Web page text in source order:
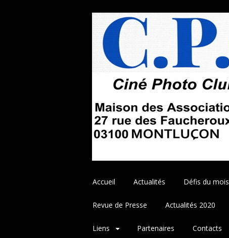
Aller
contenu
Accueil Actualités Défis du mois
Revue de Presse Actualités 2020
Liens Partenaires Contacts